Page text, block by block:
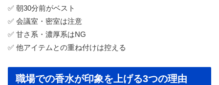
✅ 朝30分前がベスト
✅ 会議室・密室は注意
✅ 甘さ系・濃厚系はNG
✅ 他アイテムとの重ね付けは控える
職場での香水が印象を上げる3つの理由